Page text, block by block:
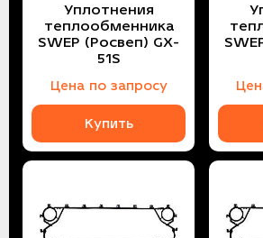
Уплотнения
теплообменника
SWEP (Росвеп) GX-
51S
Цена по запросу
Купить